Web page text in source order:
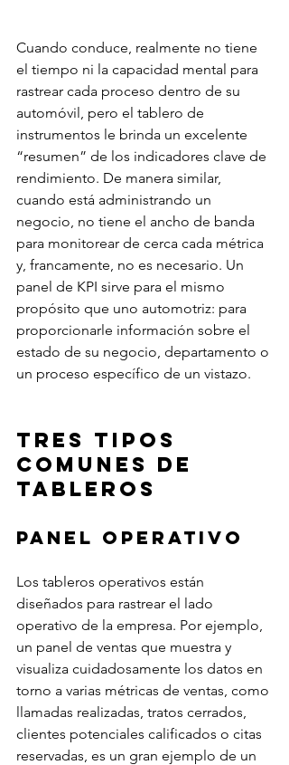
Cuando conduce, realmente no tiene
el tiempo ni la capacidad mental para
rastrear cada proceso dentro de su
automóvil, pero el tablero de
instrumentos le brinda un excelente
“resumen” de los indicadores clave de
rendimiento. De manera similar,
cuando está administrando un
negocio, no tiene el ancho de banda
para monitorear de cerca cada métrica
y, francamente, no es necesario. Un
panel de KPI sirve para el mismo
propósito que uno automotriz: para
proporcionarle información sobre el
estado de su negocio, departamento o
un proceso específico de un vistazo.
Tres tipos
comunes de
tableros
Panel Operativo
Los tableros operativos están
diseñados para rastrear el lado
operativo de la empresa. Por ejemplo,
un panel de ventas que muestra y
visualiza cuidadosamente los datos en
torno a varias métricas de ventas, como
llamadas realizadas, tratos cerrados,
clientes potenciales calificados o citas
reservadas, es un gran ejemplo de un